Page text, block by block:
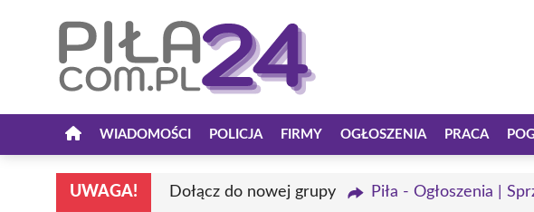
WIADOMOŚCI POLICJA FIRMY OGŁOSZENIA PRACA
UWAGA! Dołącz do nowej grupy Piła - Ogłoszenia |